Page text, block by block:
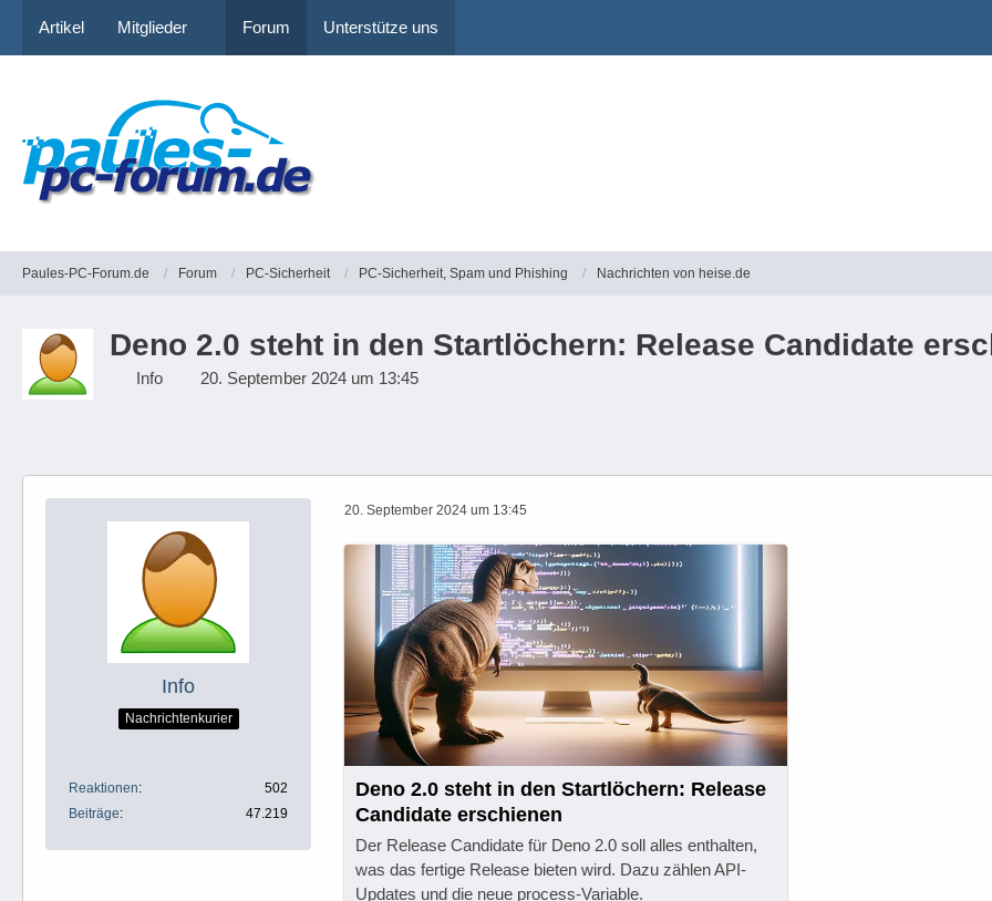
Artikel Mitglieder Forum Unterstütze uns
Paules-PC-Forum.de Forum PC-Sicherheit PC-Sicherheit, Spam und Phishing Nachrichten von heise.de
Deno 2.0 steht in den Startlöchern: Release Candidate
Info 20. September 2024 um 13:45
Info
Nachrichtenkurier
Reaktionen
502
Beiträge
47.219
20. September 2024 um 13:45
Deno 2.0 steht in den Startlöchern: Release
Candidate erschienen
Der Release Candidate für Deno 2.0 soll alles enthalten,
was das fertige Release bieten wird. Dazu zählen API-
Updates und die neue process-Variable.